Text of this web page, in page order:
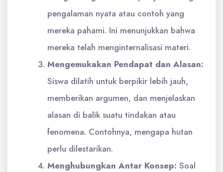
pengalaman nyata atau contoh yang
mereka pahami. Ini menunjukkan bahwa
mereka telah menginternalisasi materi.
Mengemukakan Pendapat dan Alasan:
Siswa dilatih untuk berpikir lebih jauh,
memberikan argumen, dan menjelaskan
alasan di balik suatu tindakan atau
fenomena. Contohnya, mengapa hutan
perlu dilestarikan.
Menghubungkan Antar Konsep: Soal